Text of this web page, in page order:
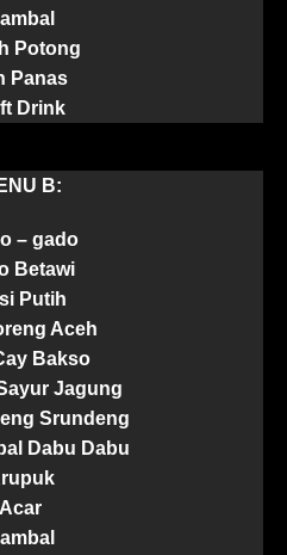
Potong
Panas
Drink
B:
– gado
Betawi
Putih
Aceh
Bakso
Jagung
Srundeng
Dabu Dabu
Acar